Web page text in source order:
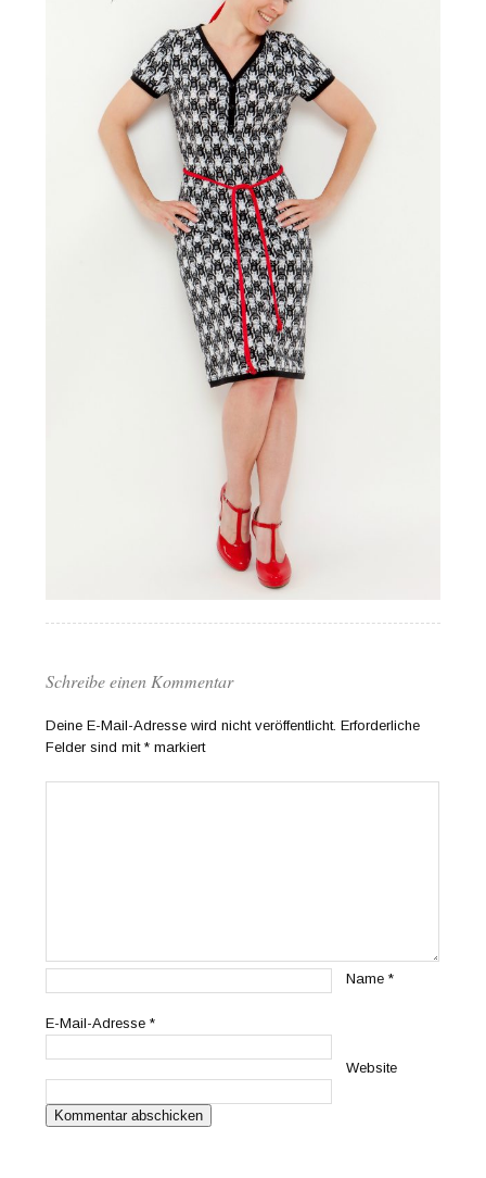
Schreibe einen Kommentar
Deine E-Mail-Adresse wird nicht veröffentlicht. Erforderliche
Felder sind mit* markiert
Name*
E-Mail-Adresse*
Website